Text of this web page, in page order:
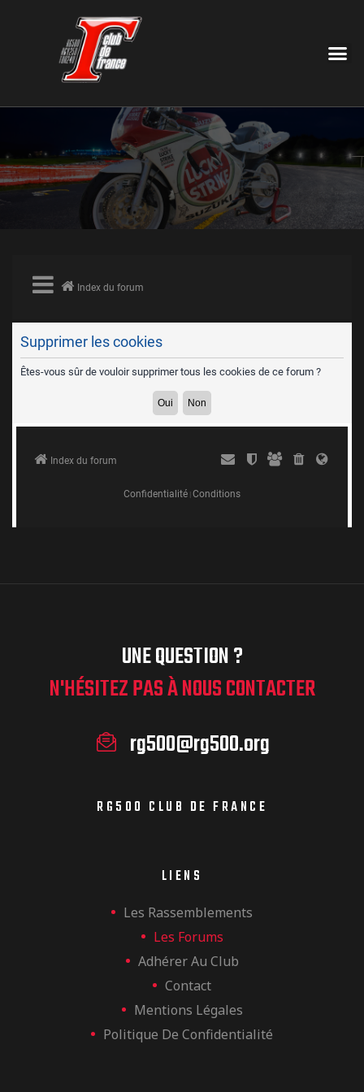
UNE QUESTION ?
N'HÉSITEZ PAS À NOUS CONTACTER
rg500@rg500.org
RG500 CLUB DE FRANCE
LIENS
Les Rassemblements
Les Forums
Adhérer Au Club
Contact
Mentions Légales
Politique De Confidentialité